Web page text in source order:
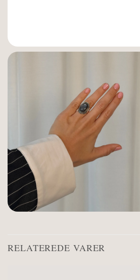
RELATEREDE VARER